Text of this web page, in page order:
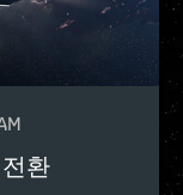
환